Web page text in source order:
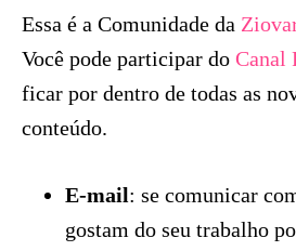
Essa é a Comunidade da
Você pode participar do Canal
ficar por dentro de todas as
conteúdo.
E-mail: se comunicar
gostam do seu trabalho